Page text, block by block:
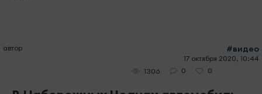
автор #видео
17 октября 2020, 10:44
1306
0 0